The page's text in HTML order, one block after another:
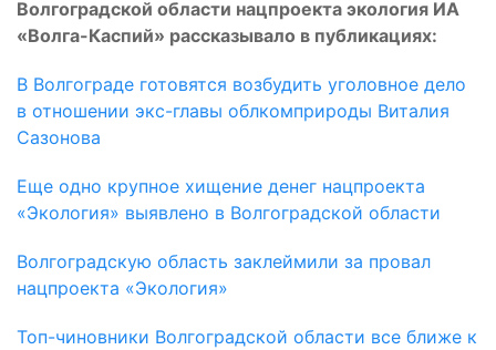
Волгоградской области нацпроекта экология ИА
«Волга-Каспий» рассказывало в публикациях:
В Волгограде готовятся возбудить уголовное дело
в отношении экс-главы облкомприроды Виталия
Сазонова
Еще одно крупное хищение денег нацпроекта
«Экология» выявлено в Волгоградской области
Волгоградскую область заклеймили за провал
нацпроекта «Экология»
Топ-чиновники Волгоградской области все ближе к